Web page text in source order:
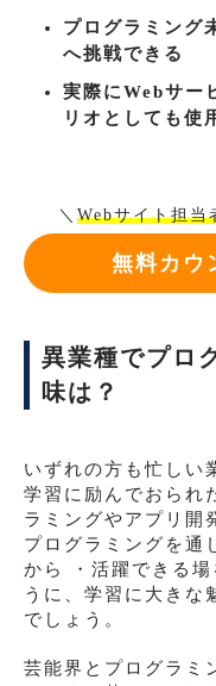
プログラミング
へ挑戦できる
実際にWebサー
リオとしても使
＼ Webサイト担当
無料カウ
異業種でプロ
味は？
いずれの方も忙しい
学習に励んでおられ
ラミングやアプリ開
プログラミングを通
から ・活躍できる
うに、学習に大きな
でしょう。
芸能界とプログラミ